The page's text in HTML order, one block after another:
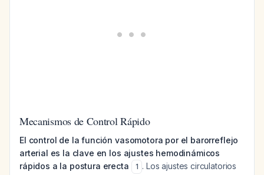
Mecanismos de Control Rápido
El control de la función vasomotora por el barorreflejo
arterial es la clave en los ajustes hemodinámicos
rápidos a la postura erecta
1 . Los ajustes circulatorios